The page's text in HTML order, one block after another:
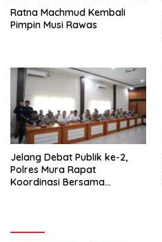
Ratna Machmud Kembali
Pimpin Musi Rawas
Jelang Debat Publik ke-2,
Polres Mura Rapat
Koordinasi Bersama